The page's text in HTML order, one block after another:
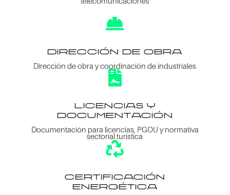

dirección de obra
Dirección de obra y coordinación de industriales

licencias y
documentación
Documentación para licencias, PGOU y normativa
sectorial turística

certificación
energética